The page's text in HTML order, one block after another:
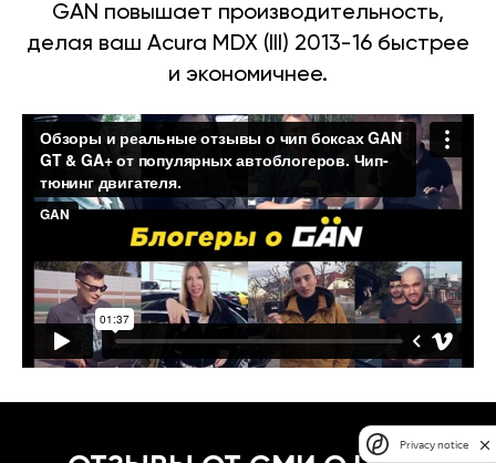
GAN повышает производительность,
делая ваш Acura MDX (III) 2013-16 быстрее
и экономичнее.
Privacy notice